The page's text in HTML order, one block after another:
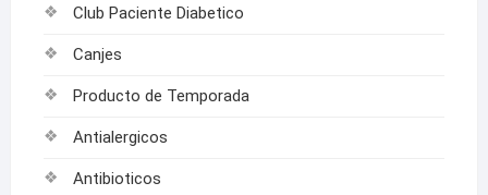
Club Paciente Diabetico
Canjes
Producto de Temporada
Antialergicos
Antibioticos